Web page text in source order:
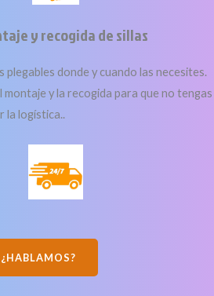
y recogida de sillas
plegables donde y cuando las necesites.
montaje y la recogida para que no tengas
la logística..
¿HABLAMOS?